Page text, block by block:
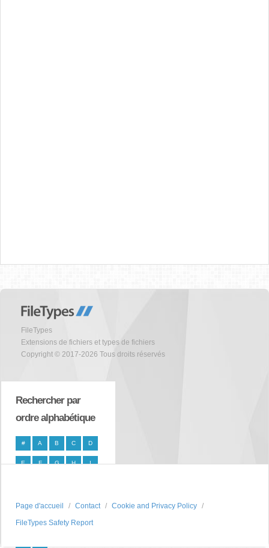
FileTypes
Extensions de fichiers et types de fichiers
Copyright © 2017-2026 Tous droits réservés
Rechercher par
ordre alphabétique
# A B C D
E F G H I
P S
T U V W X
Page d'accueil Contact
Cookie and Privacy Policy
FileTypes Safety Report